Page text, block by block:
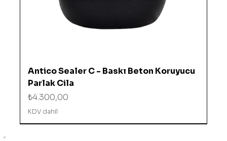
Antico Sealer C - Baskı Beton Koruyucu
Parlak Cila
Fiyat
₺4.300,00
KDV dahil